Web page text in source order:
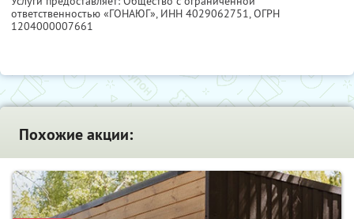
ответственностью «ГОНАЮГ», ИНН 4029062751, ОГРН
1204000007661
Похожие акции: